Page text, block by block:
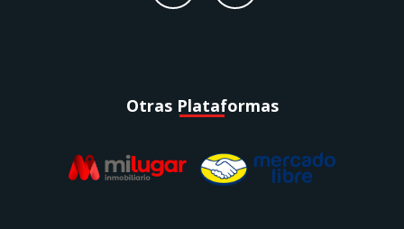
Otras Plataformas